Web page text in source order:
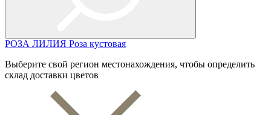
РОЗА ЛИЛИЯ Роза кустовая
Выберите свой регион местонахождения, чтобы определить
склад доставки цветов